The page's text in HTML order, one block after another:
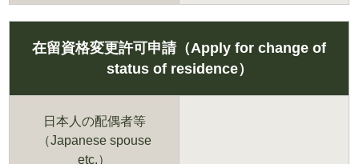
在留資格変更許可申請（Apply for change of
status of residence）
日本人の配偶者等
（Japanese spouse
etc.）